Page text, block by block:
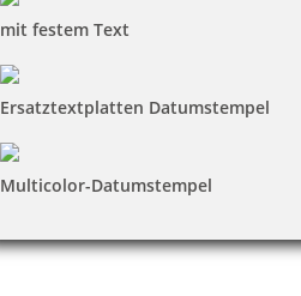
mit festem Text
Ersatztextplatten Datumstempel
Multicolor-Datumstempel